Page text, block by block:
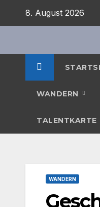
8. August 2026
WANDERN
TALENTKARTE
WANDERN